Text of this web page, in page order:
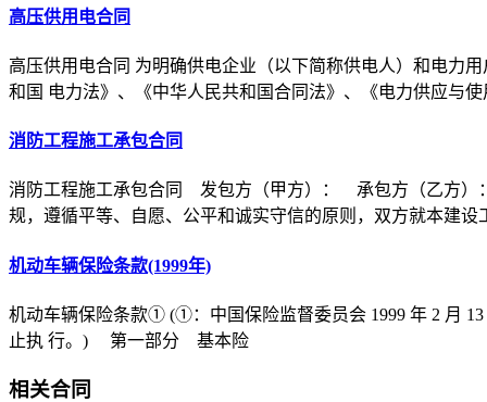
高压供用电合同
高压供用电合同 为明确供电企业（以下简称供电人）和电力
和国 电力法》、《中华人民共和国合同法》、《电力供应与
消防工程施工承包合同
消防工程施工承包合同 发包方（甲方）： 承包方（乙方）
规，遵循平等、自愿、公平和诚实守信的原则，双方就本建设
机动车辆保险条款(1999年)
机动车辆保险条款① (①：中国保险监督委员会 1999 年 2 月
止执 行。) 第一部分 基本险
相关合同